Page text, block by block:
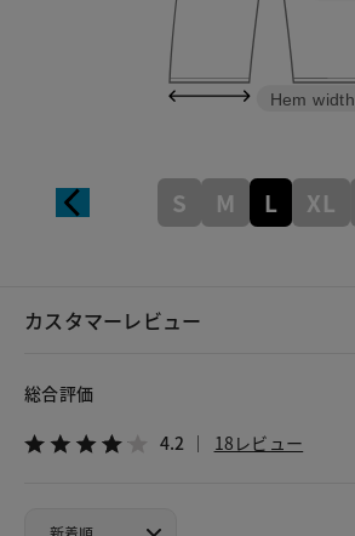
Hem width
S M L XL
カスタマーレビュー
総合評価
4.2 18レビュー